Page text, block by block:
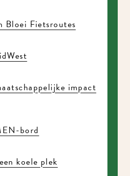
Bloei Fietsroutes
impact
bord
koele plek